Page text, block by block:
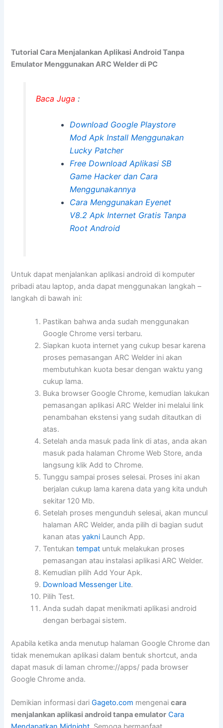
Tutorial Cara Menjalankan Aplikasi Android Tanpa
Emulator Menggunakan ARC Welder di PC
Baca Juga :
Download Google Playstore
Mod Apk Install Menggunakan
Lucky Patcher
Free Download Aplikasi SB
Game Hacker dan Cara
Menggunakannya
Cara Menggunakan Eyenet
V8.2 Apk Internet Gratis Tanpa
Root Android
Untuk dapat menjalankan aplikasi android di komputer
pribadi atau laptop, anda dapat menggunakan langkah –
langkah di bawah ini:
Pastikan bahwa anda sudah menggunakan
Google Chrome versi terbaru.
Siapkan kuota internet yang cukup besar karena
proses pemasangan ARC Welder ini akan
membutuhkan kuota besar dengan waktu yang
cukup lama.
Buka browser Google Chrome, kemudian lakukan
pemasangan aplikasi ARC Welder ini melalui link
penambahan ekstensi yang sudah ditautkan di
atas.
Setelah anda masuk pada link di atas, anda akan
masuk pada halaman Chrome Web Store, anda
langsung klik Add to Chrome.
Tunggu sampai proses selesai. Proses ini akan
berjalan cukup lama karena data yang kita unduh
sekitar 120 Mb.
Setelah proses mengunduh selesai, akan muncul
halaman ARC Welder, anda pilih di bagian sudut
kanan atasyakni Launch App.
Tentukantempat untuk melakukan proses
pemasangan atau instalasi aplikasi ARC Welder.
Kemudian pilih Add Your Apk.
Download Messenger Lite.
Pilih Test.
Anda sudah dapat menikmati aplikasi android
dengan berbagai sistem.
Apabila ketika anda menutup halaman Google Chrome dan
tidak menemukan aplikasi dalam bentuk shortcut, anda
dapat masuk di laman chrome://apps/ pada browser
Google Chrome anda.
Demikian informasi dariGageto.com mengenaicara
menjalankan aplikasi android tanpa emulator Cara